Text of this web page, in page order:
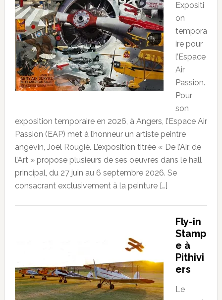
Expositi
on
tempora
ire pour
l’Espace
Air
Passion.
Pour
son
exposition temporaire en 2026, à Angers, l’Espace Air
Passion (EAP) met à l’honneur un artiste peintre
angevin, Joël Rougié. L’exposition titrée « De l’Air, de
l’Art » propose plusieurs de ses oeuvres dans le hall
principal, du 27 juin au 6 septembre 2026. Se
consacrant exclusivement à la peinture […]
Fly-in
Stamp
e à
Pithivi
ers
Le